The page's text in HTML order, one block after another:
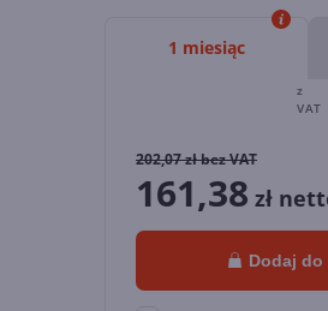
1 miesiąc
202,07zł bez VAT
161,38 zł
Dodaj